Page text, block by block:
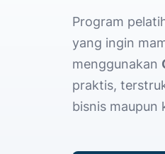
Program
yang ingin
menggunakan
praktis,
bisnis maupun